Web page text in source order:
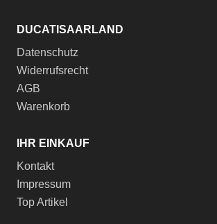
DUCATISAARLAND
Datenschutz
Widerrufsrecht
AGB
Warenkorb
IHR EINKAUF
Kontakt
Impressum
Top Artikel